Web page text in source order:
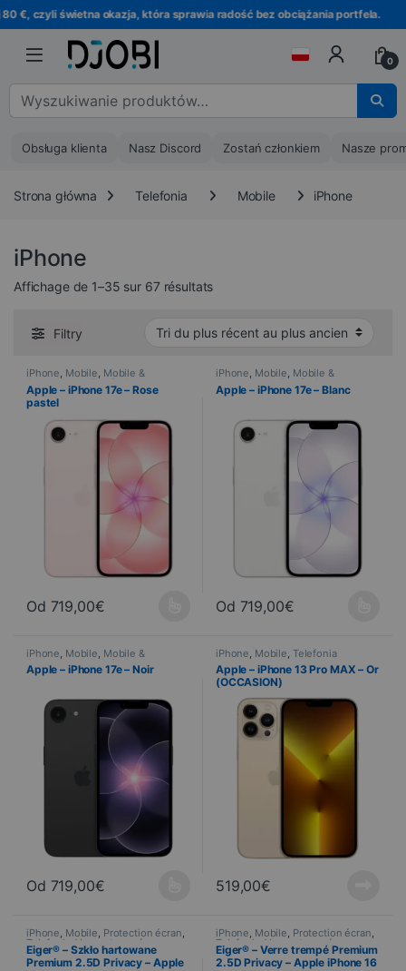
Przejdź do nawigacji
Przejdź do treści
świetna okazja, która sprawia radość bez obciążania portfela.
0
Wyszukaj :
Obsługa klienta Nasz Discord Zostań członkiem Nasze
Strona główna Telefonia Mobile iPhone
iPhone
Affichage de 1–35 sur 67 résultatsTrié du plus récent au plus
Filtry
iPhone, Mobile, Mobile &
Smartphone Telefonia
Apple – iPhone 17e – Rose
pastel
Od 719,00€
Ce produit a plusieurs variations. Les options peuvent être
iPhone, Mobile, Mobile &
Smartphone Telefonia
Apple – iPhone 17e – Blanc
Od 719,00€
Ce produit a plusieurs
iPhone Mobile Mobile &
Smartphone Telefonia
Apple – iPhone 17e – Noir
Od 719,00€
Ce produit a plusieurs variations. Les options peuvent être
iPhone Mobile Telefonia
Apple – iPhone 13 Pro MAX – Or
(OCCASION)
519,00€
iPhone, Mobile, Protection écran,
Telefonia ,Verres trempés
Eiger® – Szkło hartowane
Premium 2.5D Privacy – Apple
iPhone, Mobile, Protection écran,
Telefonia ,Verres trempés
Eiger® – Verre trempé Premium
2.5D Privacy – Apple iPhone 16